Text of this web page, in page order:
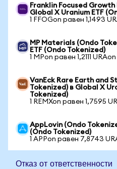
Franklin Focused
Global X Uranium ETF
1 FFOGon равен 1,1493
MP Materials (Ondo
ETF (Ondo Tokenized)
1 MPon равен 1,2111 URAon
VanEck Rare Earth and
Tokenized) в Global X
Tokenized)
1 REMXon равен 1,7595
AppLovin (Ondo
(Ondo Tokenized)
1 APPon равен 7,8743
Отказ от ответственности